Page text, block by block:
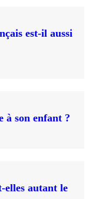
est-il aussi
à son enfant ?
elles autant le